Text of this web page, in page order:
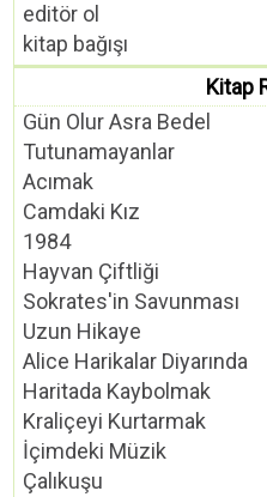
editör ol
kitap bağışı
Kitap
Gün Olur Asra Bedel
Tutunamayanlar
Acımak
Camdaki Kız
1984
Hayvan Çiftliği
Sokrates'in Savunması
Uzun Hikaye
Alice Harikalar Diyarında
Haritada Kaybolmak
Kraliçeyi Kurtarmak
İçimdeki Müzik
Çalıkuşu